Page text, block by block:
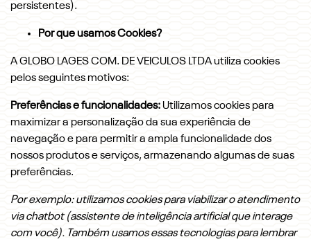
persistentes).
Por que usamos Cookies?
A GLOBO LAGES COM. DE VEICULOS LTDA utiliza cookies
pelos seguintes motivos:
Preferências e funcionalidades:Utilizamos cookies para
maximizar a personalização da sua experiência de
navegação e para permitir a ampla funcionalidade dos
nossos produtos e serviços, armazenando algumas de suas
preferências.
Por exemplo: utilizamos cookies para viabilizar o atendimento
via chatbot (assistente de inteligência artificial que interage
com você). Também usamos essas tecnologias para lembrar